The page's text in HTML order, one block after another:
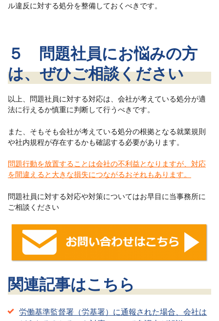
ル違反に対する処分を整備しておくべきです。
５ 問題社員にお悩みの方
は、ぜひご相談ください
以上、問題社員に対する対応は、会社が考えている処分が適
法に行えるか慎重に判断して行うべきです。
また、そもそも会社が考えている処分の根拠となる就業規則
や社内規程が存在するかも確認する必要があります。
問題行動を放置することは会社の不利益となりますが、対応
を間違えると大きな損失につながるおそれもあります。
問題社員に対する対応や対策についてはお早目に当事務所に
ご相談ください
関連記事はこちら
労働基準監督署（労基署）に通報された場合、会社は